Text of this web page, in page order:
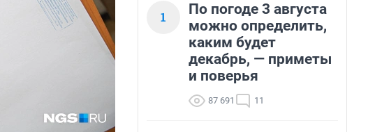
1
По погоде 3 августа
можно определить,
каким будет
декабрь, — приметы
и поверья
87 691 11